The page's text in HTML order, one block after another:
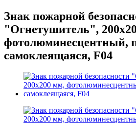
Знак пожарной
"Огнетушитель",
фотолюминесцентный,
самоклеящаяся, F04